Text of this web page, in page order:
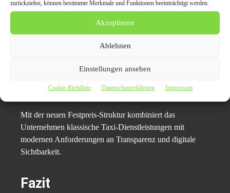
zurückziehst, können bestimmte Merkmale und Funktionen beeinträchtigt werden.
Akzeptieren
Ablehnen
Einstellungen ansehen
Cookie-Richtlinie Datenschutzerklärung Impressum
Akbulut auch die digitale Weiterentwicklung des
buchbaren Fahrdiensten und transparenten Preisen zeigt,
Flughafentransfer Tübingen
Taxi Stuttgart
Informationen und einfache Buchungsmöglichkeiten.
Mit der neuen Festpreis-Struktur kombiniert das
Unternehmen klassische Taxi-Dienstleistungen mit
modernen Anforderungen an Transparenz und digitale
Sichtbarkeit.
Fazit